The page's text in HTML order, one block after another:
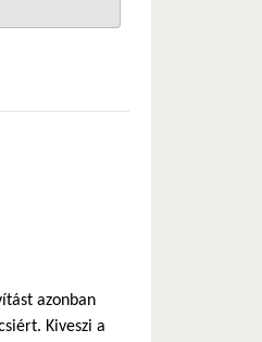
azonban
Kiveszi a